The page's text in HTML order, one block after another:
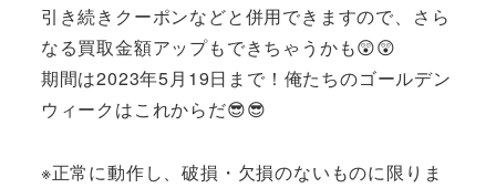
引き続きクーポンなどと併用できますので、さら
なる買取金額アップもできちゃうかも😲😲
期間は2023年5月19日まで！俺たちのゴールデン
ウィークはこれからだ😎😎
※正常に動作し、破損・欠損のないものに限りま